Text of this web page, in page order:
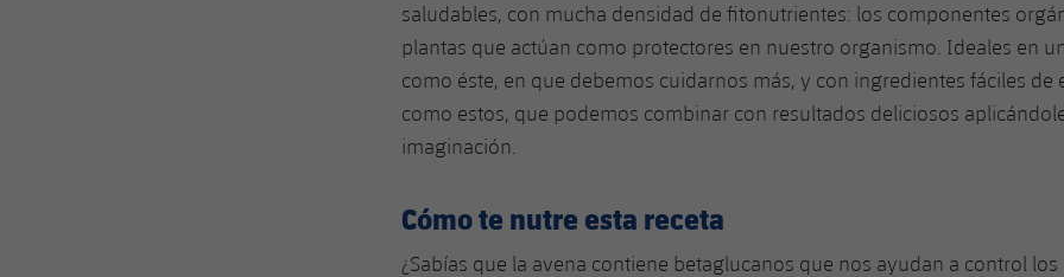
saludables, con mucha densidad de fitonutrientes: los componentes
plantas que actúan como protectores en nuestro organismo. Ideales en
como éste, en que debemos cuidarnos más, y con ingredientes fáciles de
como estos, que podemos combinar con resultados deliciosos
imaginación.
Cómo te nutre esta receta
¿Sabías que la avena contiene betaglucanos que nos ayudan a control los